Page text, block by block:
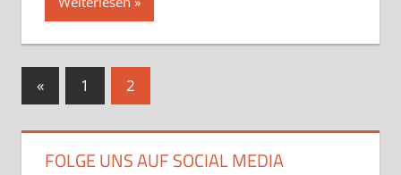
Seitennummerierung
Beiträge
«Vorherige
Beiträge
1 2
FOLGE UNS AUF SOCIAL MEDIA